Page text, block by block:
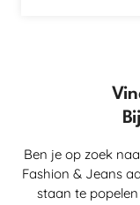
Ben je op zoek
Fashion & Jeans
staan te